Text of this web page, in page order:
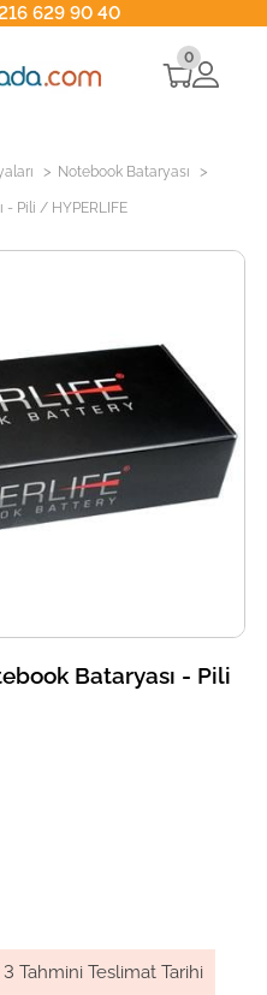
629 90 40
0
> Notebook Bataryası >
- Pili / HYPERLIFE
Bataryası - Pili
3 Tahmini Teslimat Tarihi